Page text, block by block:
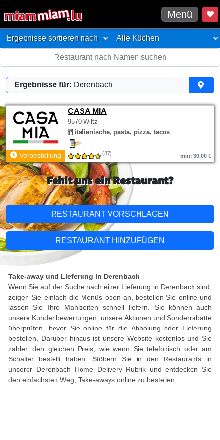
Menü
Ergebnisse für: Derenbach
CASA MIA
9570 Wiltz
italienische, pasta, pizza, tacos
Vorbestellung (37) min: 30.00 €
Fehlt uns ein Restaurant?
RESTAURANT VORSCHLAGEN
RESTAURANT HINZUFÜGEN
Take-away und Lieferung in Derenbach
Wenn Sie auf der Suche nach einer Lieferung in Derenbach sind,
zeigen Sie einfach die Menüs oben an, bestellen Sie online und
lassen Sie Ihre Mahlzeiten schnell liefern. Sie können auch
unsere Kundenbewertungen, unsere Aktionen und Sonderrabatte
überprüfen, bevor Sie online für die Abholung oder Lieferung
bestellen. Darüber hinaus ist unsere Website kostenlos und Sie
zahlen den gleichen Preis, wie wenn Sie telefonisch oder am
Schalter bestellt haben. Stöbern Sie in den Restaurants in
unserer Derenbach Home Delivery Rubrik und entdecken Sie
den einfachsten Weg, Take-aways online zu bestellen.